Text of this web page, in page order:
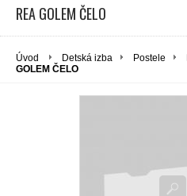
REA GOLEM ČELO
Úvod Detská izba Postele
GOLEM ČELO